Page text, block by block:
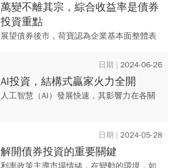
萬變不離其宗，綜合收益率是債券
投資重點
展望債券後市，荷寶認為企業基本面整體表
了尾部風險，未來投資的考量重點是綜合收
益率，而非利差。
2024-06-26
AI投資，結構式贏家火力全開
人工智慧（AI）發展快速，其影響力在各關
2024-05-28
解開債券投資的重要關鍵
利率政策主導市場情緒，在變動的環境，如